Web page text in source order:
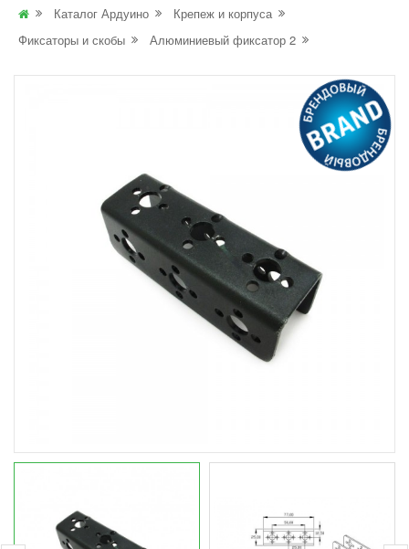
Каталог Ардуино
Крепеж и корпуса
Фиксаторы и скобы
Алюминиевый фиксатор 2